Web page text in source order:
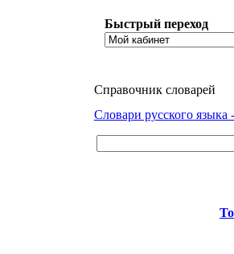
Быстрый переход
Справочник словарей
Словари русского языка